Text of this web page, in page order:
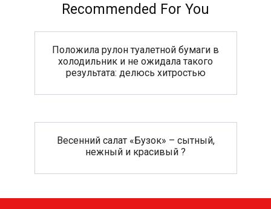
Recommended For You
Положила рулон туалетной бумаги в
холодильник и не ожидала такого
результата: делюсь хитростью
Весенний салат «Бузок» – сытный,
нежный и красивый ?